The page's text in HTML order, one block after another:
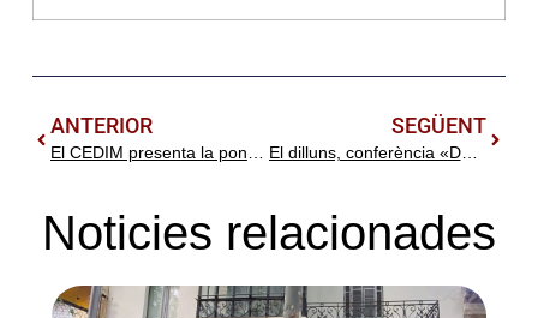
ANTERIOR SEGÜENT
El dilluns, conferència «Domènech i Montaner, claus per entendre la seva arquitectura» a l’Aula d’Extensió Universitària de Sabadell
Noticies relacionades